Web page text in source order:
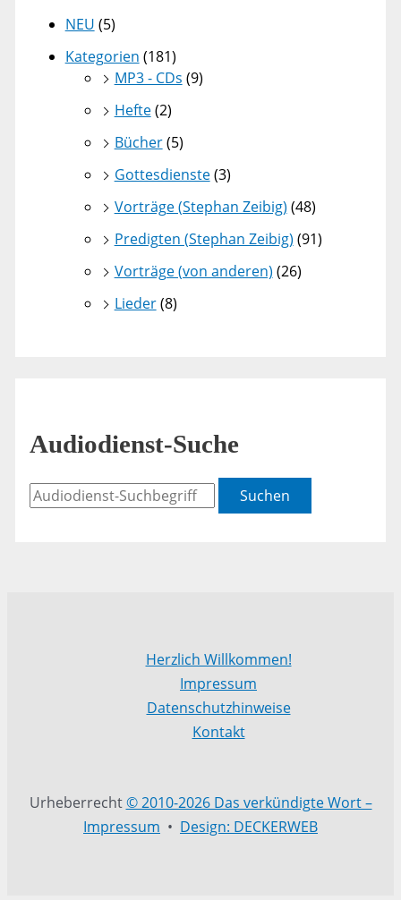
NEU (5)
Kategorien (181)
MP3 - CDs (9)
Hefte(2)
Bücher(5)
Gottesdienste(3)
Vorträge (Stephan Zeibig) (48)
Predigten (Stephan Zeibig) (91)
Vorträge (von anderen) (26)
Lieder(8)
Audiodienst-Suche
Suchen
Herzlich Willkommen!
Impressum
Datenschutzhinweise
Kontakt
Urheberrecht© 2010-2026 Das verkündigte Wort –
Impressum • Design: DECKERWEB